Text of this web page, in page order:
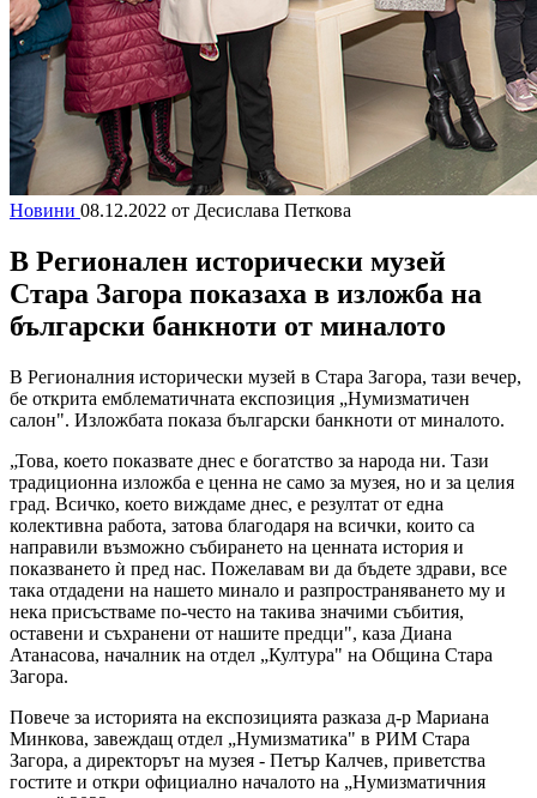
Новини 08.12.2022 от Десислава Петкова
В Регионален исторически музей
Стара Загора показаха в изложба на
български банкноти от миналото
В Регионалния исторически музей в Стара Загора, тази вечер,
бе открита емблематичната експозиция „Нумизматичен
салон". Изложбата показа български банкноти от миналото.
„Това, което показвате днес е богатство за народа ни. Тази
традиционна изложба е ценна не само за музея, но и за целия
град. Всичко, което виждаме днес, е резултат от една
колективна работа, затова благодаря на всички, които са
направили възможно събирането на ценната история и
показването ѝ пред нас. Пожелавам ви да бъдете здрави, все
така отдадени на нашето минало и разпространяването му и
нека присъстваме по-често на такива значими събития,
оставени и съхранени от нашите предци", каза Диана
Атанасова, началник на отдел „Култура" на Община Стара
Загора.
Повече за историята на експозицията разказа д-р Мариана
Минкова, завеждащ отдел „Нумизматика" в РИМ Стара
Загора, а директорът на музея - Петър Калчев, приветства
гостите и откри официално началото на „Нумизматичния